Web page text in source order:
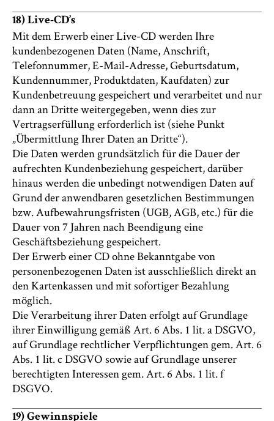
18) Live-CD’s
Mit dem Erwerb einer Live-CD werden Ihre
kundenbezogenen Daten (Name, Anschrift,
Telefonnummer, E-Mail-Adresse, Geburtsdatum,
Kundennummer, Produktdaten, Kaufdaten) zur
Kundenbetreuung gespeichert und verarbeitet und nur
dann an Dritte weitergegeben, wenn dies zur
Vertragserfüllung erforderlich ist (siehe Punkt
„Übermittlung Ihrer Daten an Dritte“).
Die Daten werden grundsätzlich für die Dauer der
aufrechten Kundenbeziehung gespeichert, darüber
hinaus werden die unbedingt notwendigen Daten auf
Grund der anwendbaren gesetzlichen Bestimmungen
bzw. Aufbewahrungsfristen (UGB, AGB, etc.) für die
Dauer von 7 Jahren nach Beendigung eine
Geschäftsbeziehung gespeichert.
Der Erwerb einer CD ohne Bekanntgabe von
personenbezogenen Daten ist ausschließlich direkt an
den Kartenkassen und mit sofortiger Bezahlung
möglich.
Die Verarbeitung ihrer Daten erfolgt auf Grundlage
ihrer Einwilligung gemäß Art. 6 Abs. 1 lit. a DSGVO,
auf Grundlage rechtlicher Verpflichtungen gem. Art. 6
Abs. 1 lit. c DSGVO sowie auf Grundlage unserer
berechtigten Interessen gem. Art. 6 Abs. 1 lit. f
DSGVO.
19) Gewinnspiele